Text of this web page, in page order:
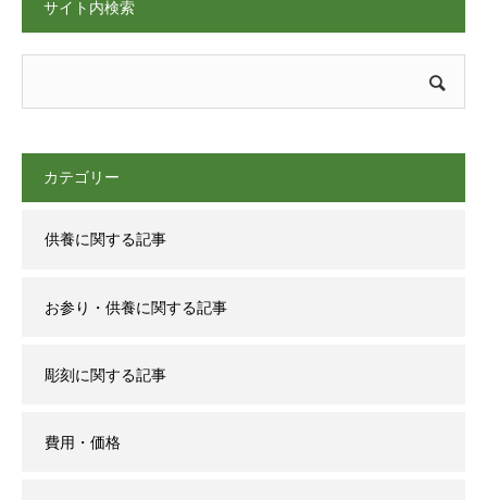
サイト内検索
カテゴリー
供養に関する記事
お参り・供養に関する記事
彫刻に関する記事
費用・価格